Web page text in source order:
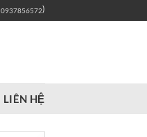
0937856572)
LIÊN HỆ